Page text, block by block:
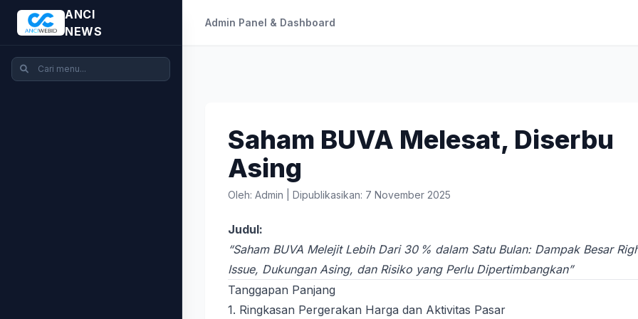
ANCI
NEWS
Admin Panel & Dashboard
Saham BUVA Melesat, Diserbu
Asing
Oleh: Admin Dipublikasikan: 7 November 2025
Judul:
“Saham BUVA Melejit Lebih Dari 30 % dalam Satu Bulan: Dampak Besar
Issue, Dukungan Asing, dan Risiko yang Perlu Dipertimbangkan”
Tanggapan Panjang
1. Ringkasan Pergerakan Harga dan Aktivitas Pasar